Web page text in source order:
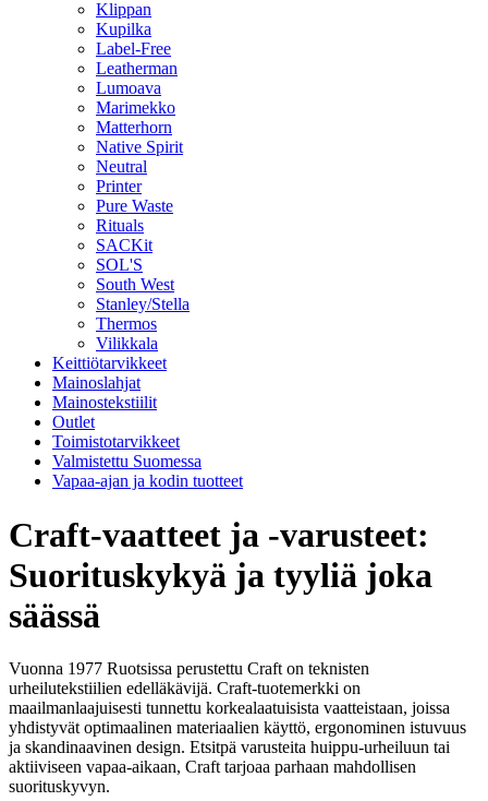
Klippan
Kupilka
Label-Free
Leatherman
Lumoava
Marimekko
Matterhorn
Native Spirit
Neutral
Printer
Pure Waste
Rituals
SACKit
SOL'S
South West
Stanley/Stella
Thermos
Vilikkala
Keittiötarvikkeet
Mainoslahjat
Mainostekstiilit
Outlet
Toimistotarvikkeet
Valmistettu Suomessa
Vapaa-ajan ja kodin tuotteet
Craft-vaatteet ja -varusteet:
Suorituskykyä ja tyyliä joka
säässä
Vuonna 1977 Ruotsissa perustettu Craft on teknisten
urheilutekstiilien edelläkävijä. Craft-tuotemerkki on
maailmanlaajuisesti tunnettu korkealaatuisista vaatteistaan, joissa
yhdistyvät optimaalinen materiaalien käyttö, ergonominen istuvuus
ja skandinaavinen design. Etsitpä varusteita huippu-urheiluun tai
aktiiviseen vapaa-aikaan, Craft tarjoaa parhaan mahdollisen
suorituskyvyn.